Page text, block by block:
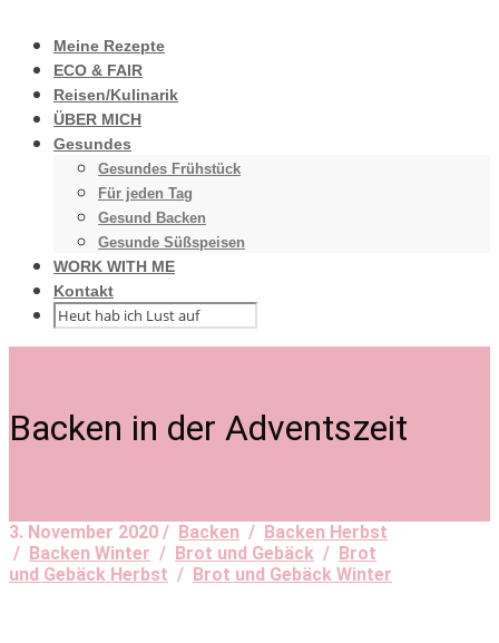
Meine Rezepte
ECO & FAIR
Reisen/Kulinarik
ÜBER MICH
Gesundes
Gesundes Frühstück
Für jeden Tag
Gesund Backen
Gesunde Süßspeisen
WORK WITH ME
Kontakt
Backen in der Adventszeit
3. November 2020 / Backen / Backen Herbst
/ Backen Winter / Brot und Gebäck / Brot
und Gebäck Herbst / Brot und Gebäck Winter